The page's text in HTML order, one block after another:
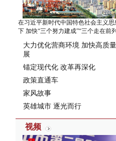
在习近平新时代中国特色社会主义思
下 加快“三个努力建成”“三个走在前
大力优化营商环境 加快高质
展
锚定现代化 改革再深化
政策直通车
家风故事
英雄城市 逐光而行
视频